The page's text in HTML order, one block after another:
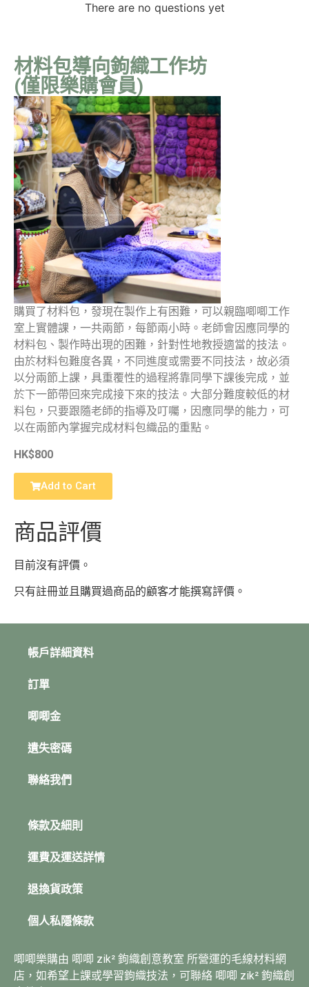
There are no questions yet
材料包導向鉤織工作坊
(僅限樂購會員)
購買了材料包，發現在製作上有困難，可以親臨唧唧工作
室上實體課，一共兩節，每節兩小時。老師會因應同學的
材料包、製作時出現的困難，針對性地教授適當的技法。
由於材料包難度各異，不同進度或需要不同技法，故必須
以分兩節上課，具重覆性的過程將靠同學下課後完成，並
於下一節帶回來完成接下來的技法。大部分難度較低的材
料包，只要跟隨老師的指導及叮囑，因應同學的能力，可
以在兩節內掌握完成材料包織品的重點。
HK$800
Add to Cart
商品評價
目前沒有評價。
只有註冊並且購買過商品的顧客才能撰寫評價。
帳戶詳細資料
訂單
唧唧金
遺失密碼
聯絡我們
條款及細則
運費及運送詳情
退換貨政策
個人私隱條款
唧唧樂購由 唧唧 zik² 鉤織創意教室 所營運的毛線材料網
店，如希望上課或學習鉤織技法，可聯絡 唧唧 zik² 鉤織創